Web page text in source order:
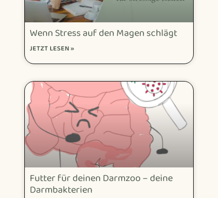
Wenn Stress auf den Magen schlägt
JETZT LESEN »
Futter für deinen Darmzoo – deine
Darmbakterien